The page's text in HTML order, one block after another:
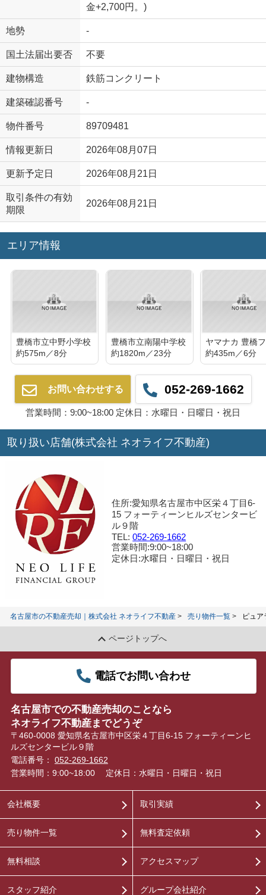
金+2,700円。)
地勢 -
国土法届出要否 不要
建物構造 鉄筋コンクリート
建築確認番号 -
物件番号 89709481
情報更新日 2026年08月07日
更新予定日 2026年08月21日
取引条件の有効
期限
2026年08月21日
エリア情報
豊橋市立中野小学校
約575m／8分
豊橋市立南陽中学校
約1820m／23分
約435m／6分
お問い合わせする 052-269-1662
営業時間：9:00~18:00 定休日：水曜日・日曜日・祝日
取り扱い店舗(株式会社 ネオライフ不動産)
住所:愛知県名古屋市中区栄４丁目6-
15 フォーティーンヒルズセンタービ
ル９階
TEL:052-269-1662
営業時間:9:00~18:00
定休日:水曜日・日曜日・祝日
名古屋市の不動産売却｜株式会社 ネオライフ不動産 売り物件一覧 ピュ
ページトップへ
電話でお問い合わせ
名古屋市での不動産売却のことなら
ネオライフ不動産までどうぞ
〒460-0008 愛知県名古屋市中区栄４丁目6-15 フォーティーンヒ
ルズセンタービル９階
電話番号： 052-269-1662
営業時間：9:00~18:00
定休日：水曜日・日曜日・祝日
会社概要
売り物件一覧
無料相談
スタッフ紹介
取引実績
無料査定依頼
アクセスマップ
グループ会社紹介